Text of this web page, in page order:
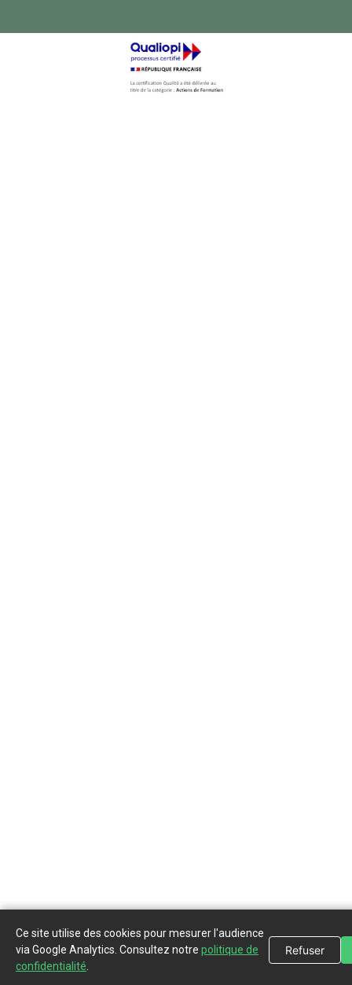
Ce site utilise des cookies pour mesurer l'audience
via Google Analytics. Consultez notre politique de
confidentialité
Refuser